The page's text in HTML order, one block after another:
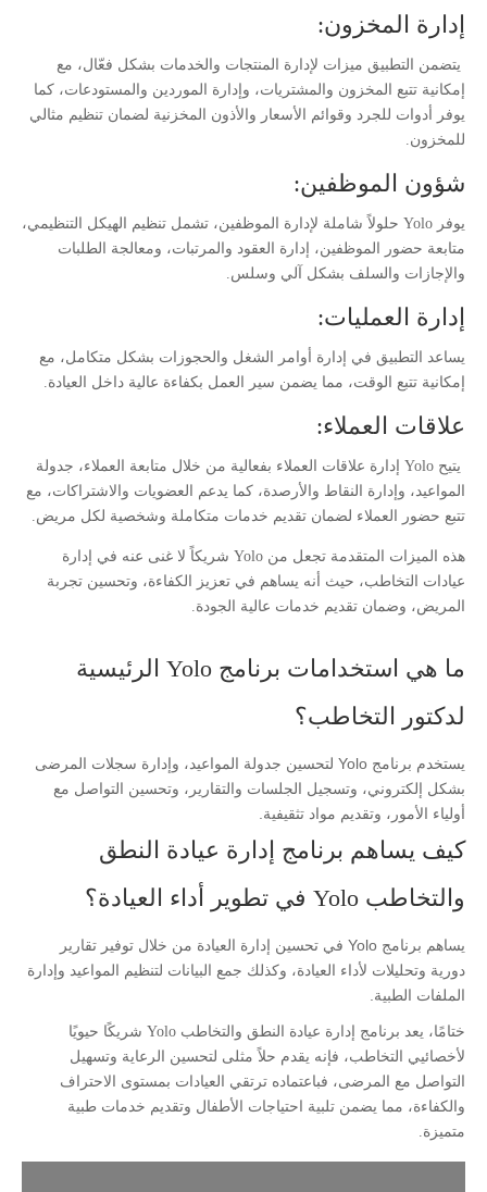
إدارة المخزون:
يتضمن التطبيق ميزات لإدارة المنتجات والخدمات بشكل فعّال، مع
إمكانية تتبع المخزون والمشتريات، وإدارة الموردين والمستودعات، كما
يوفر أدوات للجرد وقوائم الأسعار والأذون المخزنية لضمان تنظيم مثالي
للمخزون.
شؤون الموظفين:
يوفر Yolo حلولاً شاملة لإدارة الموظفين، تشمل تنظيم الهيكل التنظيمي،
متابعة حضور الموظفين، إدارة العقود والمرتبات، ومعالجة الطلبات
والإجازات والسلف بشكل آلي وسلس.
إدارة العمليات:
يساعد التطبيق في إدارة أوامر الشغل والحجوزات بشكل متكامل، مع
إمكانية تتبع الوقت، مما يضمن سير العمل بكفاءة عالية داخل العيادة.
علاقات العملاء:
يتيح Yolo إدارة علاقات العملاء بفعالية من خلال متابعة العملاء، جدولة
المواعيد، وإدارة النقاط والأرصدة، كما يدعم العضويات والاشتراكات، مع
تتبع حضور العملاء لضمان تقديم خدمات متكاملة وشخصية لكل مريض.
هذه الميزات المتقدمة تجعل من Yolo شريكاً لا غنى عنه في إدارة
عيادات التخاطب، حيث أنه يساهم في تعزيز الكفاءة، وتحسين تجربة
المريض، وضمان تقديم خدمات عالية الجودة.
ما هي استخدامات برنامج Yolo الرئيسية
لدكتور التخاطب؟
يستخدم برنامج Yolo لتحسين جدولة المواعيد، وإدارة سجلات المرضى
بشكل إلكتروني، وتسجيل الجلسات والتقارير، وتحسين التواصل مع
أولياء الأمور، وتقديم مواد تثقيفية.
كيف يساهم برنامج إدارة عيادة النطق
والتخاطب Yolo في تطوير أداء العيادة؟
يساهم برنامج Yolo في تحسين إدارة العيادة من خلال توفير تقارير
دورية وتحليلات لأداء العيادة، وكذلك جمع البيانات لتنظيم المواعيد وإدارة
الملفات الطبية.
ختامًا، يعد برنامج إدارة عيادة النطق والتخاطب Yolo شريكًا حيويًا
لأخصائيي التخاطب، فإنه يقدم حلاً مثلى لتحسين الرعاية وتسهيل
التواصل مع المرضى، فباعتماده ترتقي العيادات بمستوى الاحتراف
والكفاءة، مما يضمن تلبية احتياجات الأطفال وتقديم خدمات طبية
متميزة.